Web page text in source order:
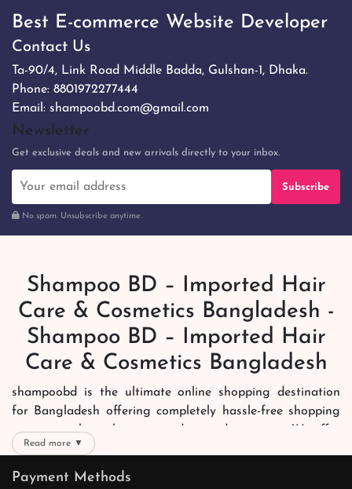
Best E-commerce Website Developer
Contact Us
Ta-90/4, Link Road Middle Badda, Gulshan-1, Dhaka.
Phone: 8801972277444
Email: shampoobd.com@gmail.com
Newsletter
Get exclusive deals and new arrivals directly to your inbox.
Subscribe
No spam. Unsubscribe anytime.
Shampoo BD – Imported Hair
Care & Cosmetics Bangladesh -
Shampoo BD – Imported Hair
Care & Cosmetics Bangladesh
shampoobd is the ultimate online shopping destination
for Bangladesh offering completely hassle-free shopping
experience through secure and trusted gateways. We offer
you trendy and reliable shopping with all your preferred
brands and more. Now shopping is easier, quicker and
Read more ▼
Payment Methods